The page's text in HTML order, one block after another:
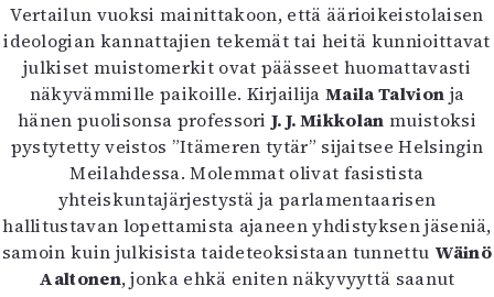
Vertailun vuoksi mainittakoon, että äärioikeistolaisen
ideologian kannattajien tekemät tai heitä kunnioittavat
julkiset muistomerkit ovat päässeet huomattavasti
näkyvämmille paikoille. KirjailijaMaila Talvion ja
hänen puolisonsa professoriJ. J. Mikkolan muistoksi
pystytetty veistos ”Itämeren tytär” sijaitsee Helsingin
Meilahdessa. Molemmat olivat fasistista
yhteiskuntajärjestystä ja parlamentaarisen
hallitustavan lopettamista ajaneen yhdistyksen jäseniä,
samoin kuin julkisista taideteoksistaan tunnettu Wäinö
Aaltonen, jonka ehkä eniten näkyvyyttä saanut